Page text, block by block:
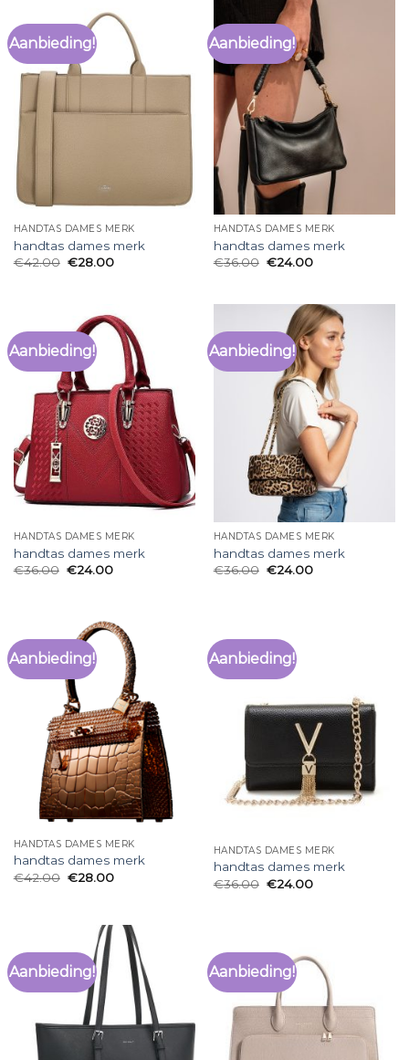
Aanbieding!
HANDTAS DAMES MERK
handtas dames merk
€42.00 €28.00
Aanbieding!
HANDTAS DAMES MERK
handtas dames merk
€36.00 €24.00
Aanbieding!
HANDTAS DAMES MERK
handtas dames merk
€36.00 €24.00
Aanbieding!
HANDTAS DAMES MERK
handtas dames merk
€36.00 €24.00
Aanbieding!
HANDTAS DAMES MERK
handtas dames merk
€42.00 €28.00
Aanbieding!
HANDTAS DAMES MERK
handtas dames merk
€36.00 €24.00
Aanbieding! Aanbieding!